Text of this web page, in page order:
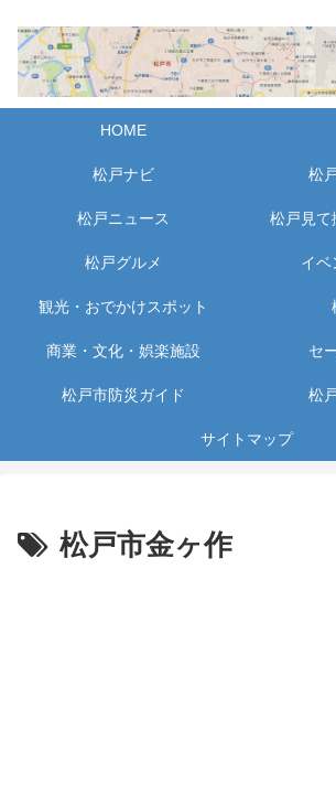
HOME
松戸ナビ 松
松戸ニュース 松戸見て
松戸グルメ イベ
観光・おでかけスポット
商業・文化・娯楽施設 セ
松戸市防災ガイド 松
サイトマップ
松戸市金ヶ作